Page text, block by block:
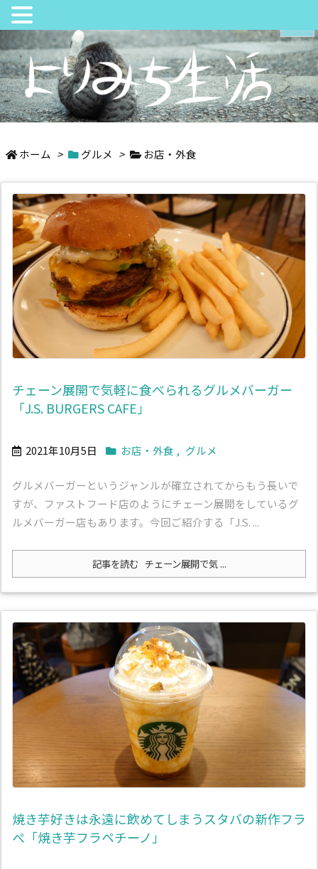
日々の中でちょっとよりみち
メニュ
サイド
次へ
検索
ホーム > グルメ > お店・外食
チェーン展開で気軽に食べられるグルメバーガー
「J.S. BURGERS CAFE」
2021年10月5日 お店・外食 , グルメ
グルメバーガーというジャンルが確立されてからもう長いで
すが、ファストフード店のようにチェーン展開をしているグ
ルメバーガー店もあります。今回ご紹介する「J.S. ...
記事を読む チェーン展開で気 ...
焼き芋好きは永遠に飲めてしまうスタバの新作フラ
ぺ「焼き芋フラペチーノ」